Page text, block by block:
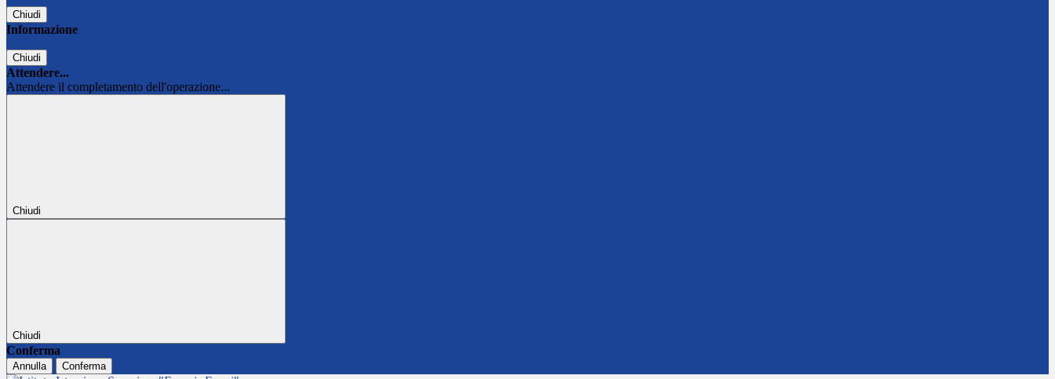
Chiudi
Informazione
Chiudi
Attendere...
Attendere il completamento dell'operazione...
Chiudi
Chiudi
Conferma
Annulla Conferma